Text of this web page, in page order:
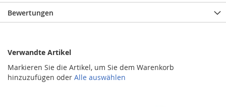
Bewertungen
Verwandte Artikel
Markieren Sie die Artikel, um Sie dem Warenkorb
hinzuzufügen oder Alle auswählen